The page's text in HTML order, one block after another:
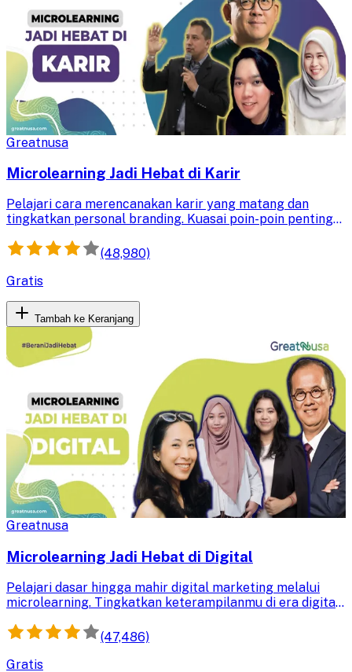
Greatnusa
Microlearning Jadi Hebat di Karir
Pelajari cara merencanakan karir yang matang dan
tingkatkan personal branding. Kuasai poin-poin penting
(48,980)
Gratis
Tambah ke Keranjang
Greatnusa
Microlearning Jadi Hebat di Digital
Pelajari dasar hingga mahir digital marketing melalui
microlearning. Tingkatkan keterampilanmu di era digital
pemasaran online.(47,486)
Gratis